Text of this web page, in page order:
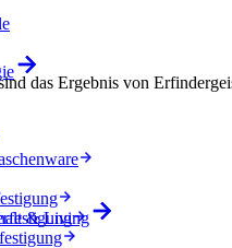
das Ergebnis von
& Living